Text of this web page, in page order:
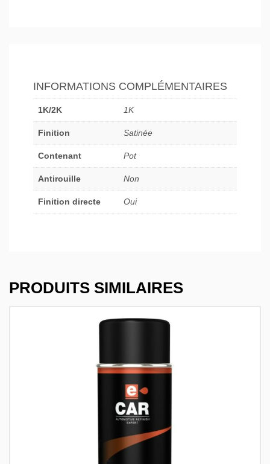
INFORMATIONS COMPLÉMENTAIRES
1K/2K 1K
Finition Satinée
Contenant Pot
Antirouille Non
Finition directe Oui
PRODUITS SIMILAIRES